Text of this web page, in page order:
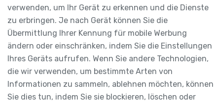
verwenden, um Ihr Gerät zu erkennen und die Dienste
zu erbringen. Je nach Gerät können Sie die
Übermittlung Ihrer Kennung für mobile Werbung
ändern oder einschränken, indem Sie die Einstellungen
Ihres Geräts aufrufen. Wenn Sie andere Technologien,
die wir verwenden, um bestimmte Arten von
Informationen zu sammeln, ablehnen möchten, können
Sie dies tun, indem Sie sie blockieren, löschen oder